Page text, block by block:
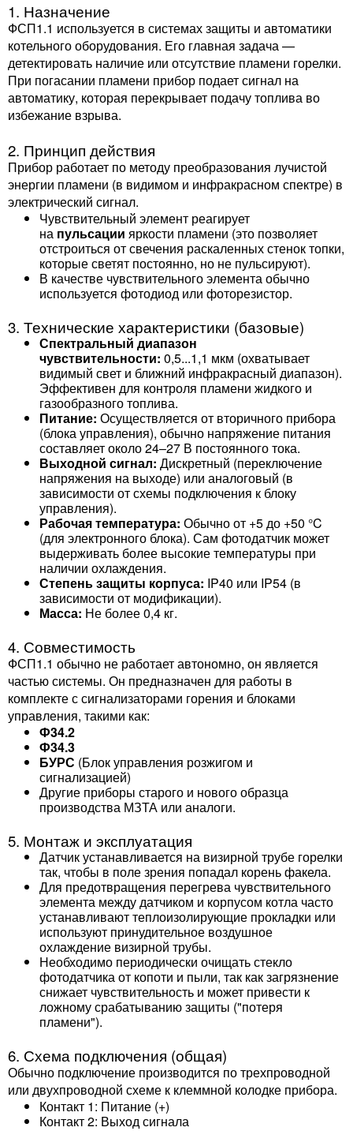
1. Назначение
ФСП1.1 используется в системах защиты и автоматики
котельного оборудования. Его главная задача —
детектировать наличие или отсутствие пламени горелки.
При погасании пламени прибор подает сигнал на
автоматику, которая перекрывает подачу топлива во
избежание взрыва.
2. Принцип действия
Прибор работает по методу преобразования лучистой
энергии пламени (в видимом и инфракрасном спектре) в
электрический сигнал.
Чувствительный элемент реагирует
на пульсации яркости пламени (это позволяет
отстроиться от свечения раскаленных стенок топки,
которые светят постоянно, но не пульсируют).
В качестве чувствительного элемента обычно
используется фотодиод или фоторезистор.
3. Технические характеристики (базовые)
Спектральный диапазон
чувствительности: 0,5...1,1 мкм (охватывает
видимый свет и ближний инфракрасный диапазон).
Эффективен для контроля пламени жидкого и
газообразного топлива.
Питание: Осуществляется от вторичного прибора
(блока управления), обычно напряжение питания
составляет около 24–27 В постоянного тока.
Выходной сигнал: Дискретный (переключение
напряжения на выходе) или аналоговый (в
зависимости от схемы подключения к блоку
управления).
Рабочая температура: Обычно от +5 до +50 °C
(для электронного блока). Сам фотодатчик может
выдерживать более высокие температуры при
наличии охлаждения.
Степень защиты корпуса: IP40 или IP54 (в
зависимости от модификации).
Масса: Не более 0,4 кг.
4. Совместимость
ФСП1.1 обычно не работает автономно, он является
частью системы. Он предназначен для работы в
комплекте с сигнализаторами горения и блоками
управления, такими как:
Ф34.2
Ф34.3
БУРС (Блок управления розжигом и
сигнализацией)
Другие приборы старого и нового образца
производства МЗТА или аналоги.
5. Монтаж и эксплуатация
Датчик устанавливается на визирной трубе горелки
так, чтобы в поле зрения попадал корень факела.
Для предотвращения перегрева чувствительного
элемента между датчиком и корпусом котла часто
устанавливают теплоизолирующие прокладки или
используют принудительное воздушное
охлаждение визирной трубы.
Необходимо периодически очищать стекло
фотодатчика от копоти и пыли, так как загрязнение
снижает чувствительность и может привести к
ложному срабатыванию защиты ("потеря
пламени").
6. Схема подключения (общая)
Обычно подключение производится по трехпроводной
или двухпроводной схеме к клеммной колодке прибора.
Контакт 1: Питание (+)
Контакт 2: Выход сигнала